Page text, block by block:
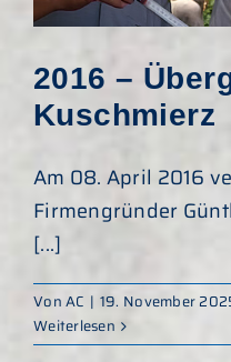
2016 –
Kuschmierz
Am 08. April 2016
Firmengründer
[...]
VonAC | 19. November
Weiterlesen